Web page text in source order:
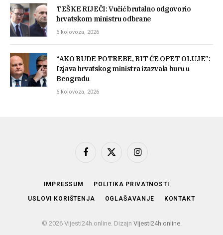
TEŠKE RIJEČI: Vučić brutalno odgovorio
hrvatskom ministru odbrane
6 kolovoza, 2026
“AKO BUDE POTREBE, BIT ĆE OPET OLUJE”:
Izjava hrvatskog ministra izazvala buru u
Beogradu
6 kolovoza, 2026
Facebook
X
Instagram
IMPRESSUM POLITIKA PRIVATNOSTI
USLOVI KORIŠTENJA OGLAŠAVANJE KONTAKT
© 2026 Vijesti24h.online. Dizajn Vijesti24h.online.